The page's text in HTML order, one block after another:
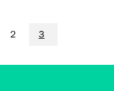
2 3